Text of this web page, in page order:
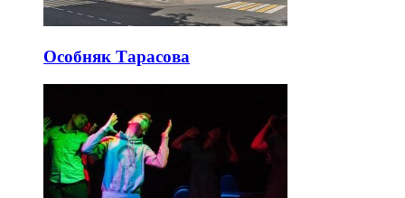
Особняк Тарасова